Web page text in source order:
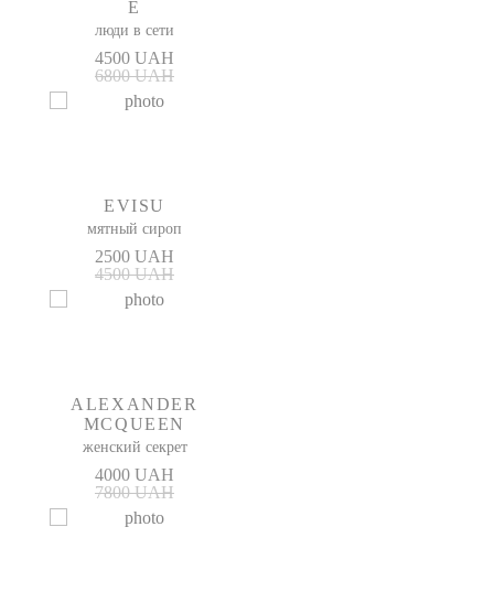
E
люди в сети
4500 UAH
6800 UAH
EVISU
мятный сироп
2500 UAH
4500 UAH
ALEXANDER
MCQUEEN
женский секрет
4000 UAH
7800 UAH